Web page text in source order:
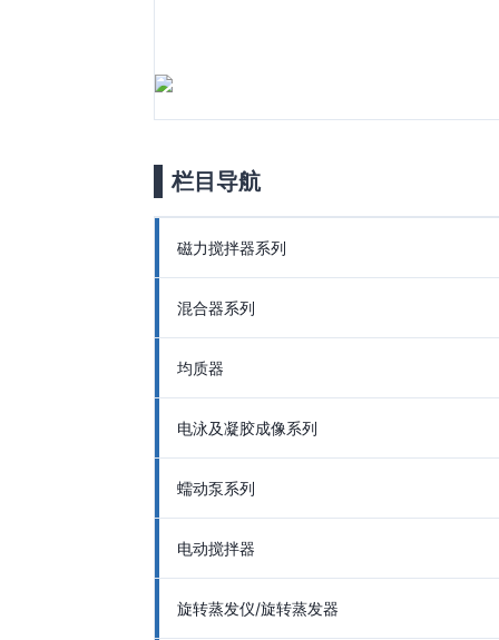
栏目导航
磁力搅拌器系列
混合器系列
均质器
电泳及凝胶成像系列
蠕动泵系列
电动搅拌器
旋转蒸发仪/旋转蒸发器